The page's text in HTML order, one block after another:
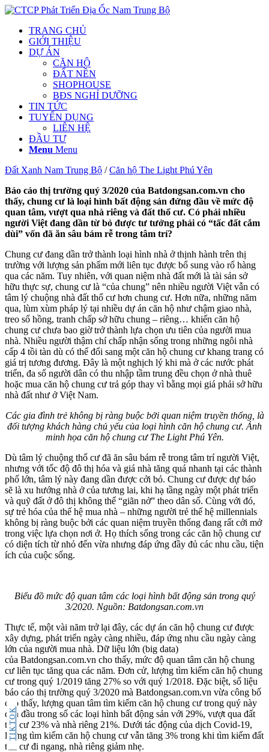
TIKTOK
TRANG CHỦ
GIỚI THIỆU
DỰ ÁN
CĂN HỘ
ĐẤT NỀN
SHOPHOUSE
BĐS NGHỈ DƯỠNG
TIN TỨC
TUYỂN DỤNG
LIÊN HỆ
ĐẦU TƯ
Menu Menu
Đất Xanh Nam Trung Bộ /Căn hộ The Light Phú Yên
Báo cáo thị trường quý 3/2020 của Batdongsan.com.vn cho
thấy, chung cư là loại hình bất động sản đứng đầu về mức độ
quan tâm, vượt qua nhà riêng và đất thổ cư. Có phải nhiều
người Việt đang dần từ bỏ được tư tưởng phải có “tấc đất cắm
dùi” vốn đã ăn sâu bám rễ trong tâm trí?
Chung cư đang dần trở thành loại hình nhà ở thịnh hành trên thị
trường với lượng sản phẩm mới liên tục được bổ sung vào rổ hàng
qua các năm. Tuy nhiên, với quan niệm nhà đất mới là tài sản sở
hữu thực sự, chung cư là “của chung” nên nhiều người Việt vẫn có
tâm lý chuộng nhà đất thổ cư hơn chung cư. Hơn nữa, những năm
qua, lùm xùm pháp lý tại nhiều dự án căn hộ như chậm giao nhà,
treo sổ hồng, tranh chấp sở hữu chung – riêng… khiến căn hộ
chung cư chưa bao giờ trở thành lựa chọn ưu tiên của người mua
nhà. Nhiều người thậm chí chấp nhận sống trong những ngôi nhà
cấp 4 tồi tàn dù có thể đổi sang một căn hộ chung cư khang trang có
giá trị tương đương. Đây là một nghịch lý khi mà ở các nước phát
triển, đa số người dân có thu nhập tầm trung đều chọn ở nhà thuê
hoặc mua căn hộ chung cư trả góp thay vì bằng mọi giá phải sở hữu
nhà đất như ở Việt Nam.
Các gia đình trẻ không bị ràng buộc bởi quan niệm truyền thống, là
đối tượng khách hàng chủ yếu của loại hình căn hộ chung cư. Ảnh
minh họa căn hộ chung cư The Light Phú Yên.
Dù tâm lý chuộng thổ cư đã ăn sâu bám rễ trong tâm trí người Việt,
nhưng với tốc độ đô thị hóa và giá nhà tăng quá nhanh tại các thành
phố lớn, tâm lý này đang dần được cởi bỏ. Chung cư được dự báo
sẽ là xu hướng nhà ở của tương lai, khi hạ tầng ngày một phát triển
và quỹ đất ở đô thị không thể “giãn nở” theo dân số. Cùng với đó,
sự trẻ hóa của thế hệ mua nhà – những người trẻ thế hệ millennials
không bị ràng buộc bởi các quan niệm truyền thống đang rất cởi mở
trong việc lựa chọn nơi ở. Họ thích sống trong các căn hộ chung cư
có diện tích từ nhỏ đến vừa nhưng đáp ứng đầy đủ các nhu cầu, tiện
ích của cuộc sống.
Biểu đồ mức độ quan tâm các loại hình bất động sản trong quý
3/2020. Nguồn: Batdongsan.com.vn
Thực tế, một vài năm trở lại đây, các dự án căn hộ chung cư được
xây dựng, phát triển ngày càng nhiều, đáp ứng nhu cầu ngày càng
lớn của người mua nhà. Dữ liệu lớn (big data)
của Batdongsan.com.vn cho thấy, mức độ quan tâm căn hộ chung
cư liên tục tăng qua các năm. Đơn cử, lượng tìm kiếm căn hộ chung
cư trong quý 1/2019 tăng 27% so với quý 1/2018. Đặc biệt, số liệu
báo cáo thị trường quý 3/2020 mà Batdongsan.com.vn vừa công bố
cho thấy, lượng quan tâm tìm kiếm căn hộ chung cư trong quý này
dẫn đầu trong số các loại hình bất động sản với 29%, vượt qua đất
thổ cư 23% và nhà riêng 21%. Dưới tác động của dịch Covid-19,
lượng tìm kiếm căn hộ chung cư vẫn tăng 3% trong khi tìm kiếm đất
thổ cư đi ngang, nhà riêng giảm nhẹ.